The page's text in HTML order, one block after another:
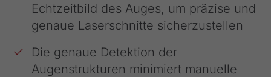
Echtzeitbild des Auges, um präzise und
genaue Laserschnitte sicherzustellen
Die genaue Detektion der
Augenstrukturen minimiert manuelle